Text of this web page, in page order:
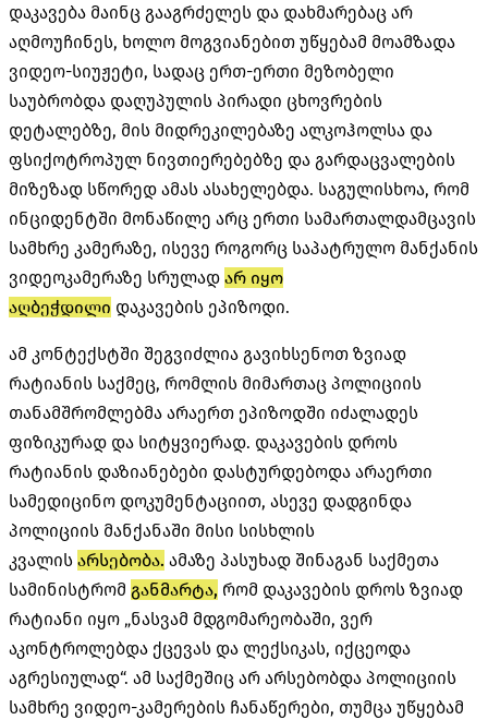
დაკავება მაინც გააგრძელეს და დახმარებაც არ
აღმოუჩინეს, ხოლო მოგვიანებით უწყებამ მოამზადა
ვიდეო-სიუჟეტი, სადაც ერთ-ერთი მეზობელი
საუბრობდა დაღუპულის პირადი ცხოვრების
დეტალებზე, მის მიდრეკილებაზე ალკოჰოლსა და
ფსიქოტროპულ ნივთიერებებზე და გარდაცვალების
მიზეზად სწორედ ამას ასახელებდა. საგულისხოა, რომ
ინციდენტში მონაწილე არც ერთი სამართალდამცავის
სამხრე კამერაზე, ისევე როგორც საპატრულო მანქანის
ვიდეოკამერაზე სრულად არ იყო
აღბეჭდილი დაკავების ეპიზოდი.
ამ კონტექსტში შეგვიძლია გავიხსენოთ ზვიად
რატიანის საქმეც, რომლის მიმართაც პოლიციის
თანამშრომლებმა არაერთ ეპიზოდში იძალადეს
ფიზიკურად და სიტყვიერად. დაკავების დროს
რატიანის დაზიანებები დასტურდებოდა არაერთი
სამედიცინო დოკუმენტაციით, ასევე დადგინდა
პოლიციის მანქანაში მისი სისხლის
კვალის არსებობა. ამაზე პასუხად შინაგან საქმეთა
სამინისტრომ განმარტა, რომ დაკავების დროს ზვიად
რატიანი იყო „ნასვამ მდგომარეობაში, ვერ
აკონტროლებდა ქცევას და ლექსიკას, იქცეოდა
აგრესიულად“. ამ საქმეშიც არ არსებობდა პოლიციის
სამხრე ვიდეო-კამერების ჩანაწერები, თუმცა უწყებამ